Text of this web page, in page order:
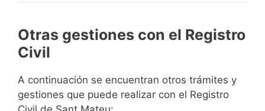
Otras gestiones con el Registro
Civil
A continuación se encuentran otros trámites y
gestiones que puede realizar con el Registro